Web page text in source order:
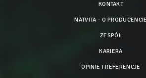
KONTAKT
NATVITA - O PRODUCENCIE
ZESPÓŁ
KARIERA
OPINIE I REFERENCJE